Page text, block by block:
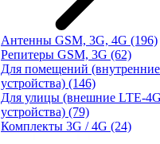
Антенны GSM, 3G, 4G (196)
Репитеры GSM, 3G (62)
Для помещений
устройства) (146)
Для улицы (внешние LTE-
устройства) (79)
Комплекты 3G / 4G (24)